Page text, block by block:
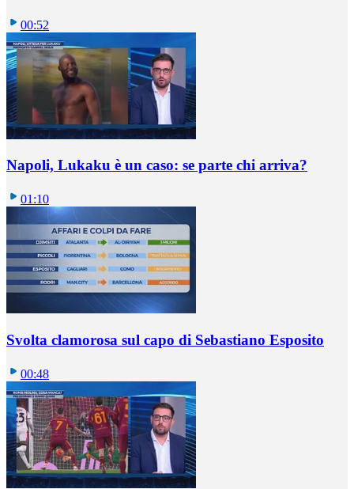
00:52
Napoli, Lukaku è un caso: se parte chi arriva?
01:10
Svolta clamorosa sul capo di Sebastiano Esposito
00:48